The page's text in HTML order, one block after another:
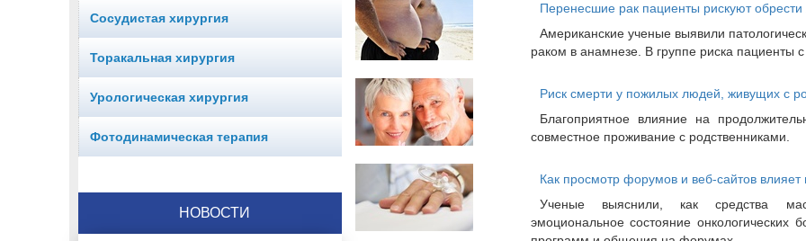
Сосудистая хирургия
Торакальная хирургия
Урологическая хирургия
Фотодинамическая терапия
НОВОСТИ
Перенесшие рак пациенты рискуют
Американские ученые выявили
раком в анамнезе. В группе риска пациенты
Риск смерти у пожилых людей, живущих с
Благоприятное влияние на
совместное проживание с родственниками.
Как просмотр форумов и веб-сайтов влияет
Ученые выяснили, как средства
эмоциональное состояние онкологических